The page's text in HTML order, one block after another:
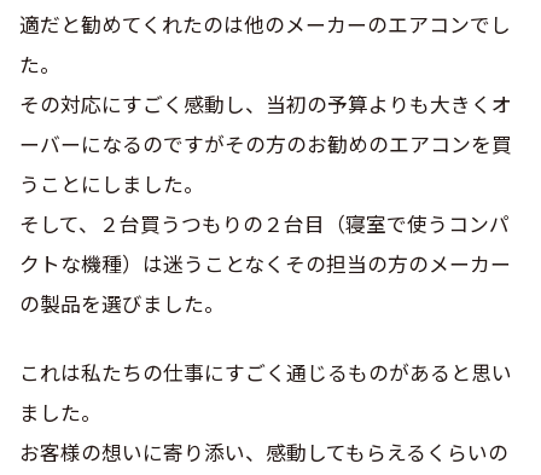
適だと勧めてくれたのは他のメーカーのエアコンでし
た。
その対応にすごく感動し、当初の予算よりも大きくオ
ーバーになるのですがその方のお勧めのエアコンを買
うことにしました。
そして、２台買うつもりの２台目（寝室で使うコンパ
クトな機種）は迷うことなくその担当の方のメーカー
の製品を選びました。
これは私たちの仕事にすごく通じるものがあると思い
ました。
お客様の想いに寄り添い、感動してもらえるくらいの